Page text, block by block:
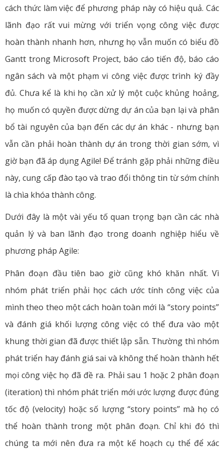
cách thức làm việc để phương pháp này có hiệu quả. Các
lãnh đạo rất vui mừng với triển vọng công việc được
hoàn thành nhanh hơn, nhưng họ vẫn muốn có biểu đồ
Gantt trong Microsoft Project, báo cáo tiến độ, báo cáo
ngân sách và một phạm vi công việc được trình ký đầy
đủ. Chưa kể là khi họ cần xử lý một cuộc khủng hoảng,
họ muốn có quyền được dừng dự án của bạn lại và phân
bổ tài nguyên của bạn đến các dự án khác - nhưng bạn
vẫn cần phải hoàn thành dự án trong thời gian sớm, vì
giờ bạn đã áp dụng Agile! Để tránh gặp phải những điều
này, cung cấp đào tạo và trao đổi thông tin từ sớm chính
là chìa khóa thành công.
Dưới đây là một vài yếu tố quan trọng bạn cần các nhà
quản lý và ban lãnh đạo trong doanh nghiệp hiểu về
phương pháp Agile:
Phân đoạn đầu tiên bao giờ cũng khó khăn nhất. Vì
nhóm phát triển phải học cách ước tính công việc của
mình theo theo một cách hoàn toàn mới là “story points”
và đánh giá khối lượng công việc có thể đưa vào một
khung thời gian đã được thiết lập sẵn. Thường thì nhóm
phát triển hay đánh giá sai và không thể hoàn thành hết
mọi công việc họ đã đề ra. Phải sau 1 hoặc 2 phân đoạn
(iteration) thì nhóm phát triển mới ước lượng được đúng
tốc độ (velocity) hoặc số lượng “story points” mà họ có
thể hoàn thành trong một phân đoạn. Chỉ khi đó thì
chúng ta mới nên đưa ra một kế hoạch cụ thể để xác